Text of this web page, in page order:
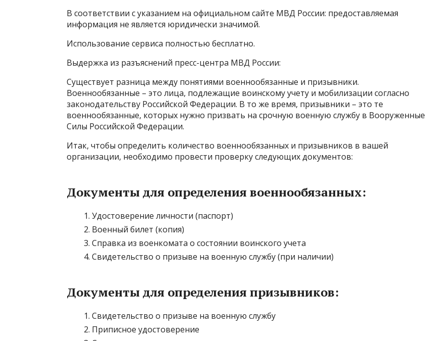
В соответствии с указанием на официальном сайте МВД России: предоставляемая
информация не является юридически значимой.
Использование сервиса полностью бесплатно.
Выдержка из разъяснений пресс-центра МВД России:
Существует разница между понятиями военнообязанные и призывники.
Военнообязанные – это лица, подлежащие воинскому учету и мобилизации согласно
законодательству Российской Федерации. В то же время, призывники – это те
военнообязанные, которых нужно призвать на срочную военную службу в Вооруженные
Силы Российской Федерации.
Итак, чтобы определить количество военнообязанных и призывников в вашей
организации, необходимо провести проверку следующих документов:
Документы для определения военнообязанных:
Удостоверение личности (паспорт)
Военный билет (копия)
Справка из военкомата о состоянии воинского учета
Свидетельство о призыве на военную службу (при наличии)
Документы для определения призывников:
Свидетельство о призыве на военную службу
Приписное удостоверение